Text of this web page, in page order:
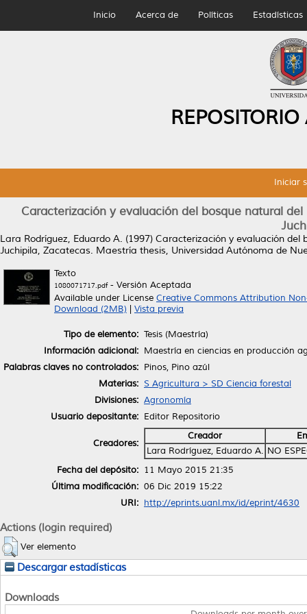
Inicio Acerca de Políticas Estadísticas
Iniciar
Caracterización y evaluación del bosque natural
Lara Rodríguez, Eduardo A. (1997) Caracterización y evaluación del
Juchipila, Zacatecas. Maestría thesis, Universidad Autónoma de
Texto
1080071717.pdf- Versión Aceptada
Available under License Creative Commons Attribution
Download (2MB)
Vista previa
Tipo de elemento: Tesis (Maestría)
Información adicional: Maestría en ciencias en producción
Palabras claves no controlados: Pinos, Pino azúl
Materias: S Agricultura > SD Ciencia forestal
Divisiones: Agronomía
Usuario depositante: Editor Repositorio
Creadores:
Creador
Lara Rodríguez, Eduardo A. NO
Fecha del depósito: 11 Mayo 2015 21:35
Última modificación: 06 Dic 2019 15:22
URI: http://eprints.uanl.mx/id/eprint/4630
Actions (login required)
Ver elemento
Descargar estadísticas
Downloads